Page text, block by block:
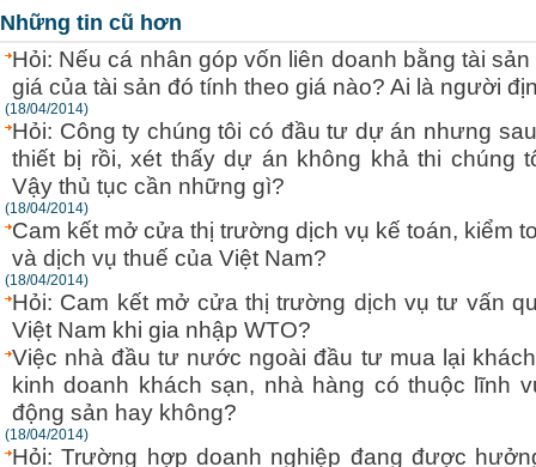
Những tin cũ hơn
Hỏi: Nếu cá nhân góp vốn liên doanh bằng tài
giá của tài sản đó tính theo giá nào? Ai là người
(18/04/2014)
Hỏi: Công ty chúng tôi có đầu tư dự án nhưng
thiết bị rồi, xét thấy dự án không khả thi chúng
Vậy thủ tục cần những gì?
(18/04/2014)
Cam kết mở cửa thị trường dịch vụ kế toán, kiểm
và dịch vụ thuế của Việt Nam?
(18/04/2014)
Hỏi: Cam kết mở cửa thị trường dịch vụ tư vấn
Việt Nam khi gia nhập WTO?
Việc nhà đầu tư nước ngoài đầu tư mua lại
kinh doanh khách sạn, nhà hàng có thuộc lĩnh
động sản hay không?
(18/04/2014)
Hỏi: Trường hợp doanh nghiệp đang được